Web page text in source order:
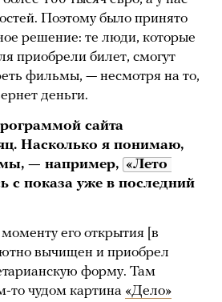
Поэтому было принято
решение: те люди, которые
приобрели билет, смогут
фильмы, — несмотря на то,
деньги.
сайта
Насколько я понимаю,
— например, «Лето
с показа уже в последний
его открытия [в
вычищен и приобрел
форму. Там
то чудом картина «Дело»